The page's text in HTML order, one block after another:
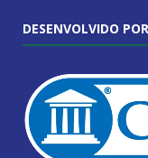
DESENVOLVIDO